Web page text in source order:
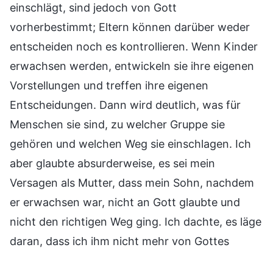
einschlägt, sind jedoch von Gott
vorherbestimmt; Eltern können darüber weder
entscheiden noch es kontrollieren. Wenn Kinder
erwachsen werden, entwickeln sie ihre eigenen
Vorstellungen und treffen ihre eigenen
Entscheidungen. Dann wird deutlich, was für
Menschen sie sind, zu welcher Gruppe sie
gehören und welchen Weg sie einschlagen. Ich
aber glaubte absurderweise, es sei mein
Versagen als Mutter, dass mein Sohn, nachdem
er erwachsen war, nicht an Gott glaubte und
nicht den richtigen Weg ging. Ich dachte, es läge
daran, dass ich ihm nicht mehr von Gottes